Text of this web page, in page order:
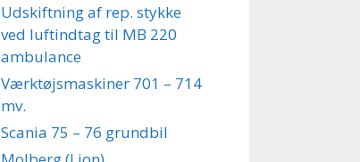
Udskiftning af rep. stykke
ved luftindtag til MB 220
ambulance
Værktøjsmaskiner 701 – 714
mv.
Scania 75 – 76 grundbil